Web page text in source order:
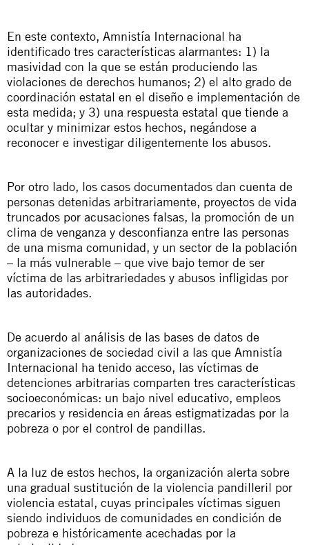
En este contexto, Amnistía Internacional ha
identificado tres características alarmantes: 1) la
masividad con la que se están produciendo las
violaciones de derechos humanos; 2) el alto grado de
coordinación estatal en el diseño e implementación de
esta medida; y 3) una respuesta estatal que tiende a
ocultar y minimizar estos hechos, negándose a
reconocer e investigar diligentemente los abusos.
Por otro lado, los casos documentados dan cuenta de
personas detenidas arbitrariamente, proyectos de vida
truncados por acusaciones falsas, la promoción de un
clima de venganza y desconfianza entre las personas
de una misma comunidad, y un sector de la población
– la más vulnerable – que vive bajo temor de ser
víctima de las arbitrariedades y abusos infligidas por
las autoridades.
De acuerdo al análisis de las bases de datos de
organizaciones de sociedad civil a las que Amnistía
Internacional ha tenido acceso, las víctimas de
detenciones arbitrarias comparten tres características
socioeconómicas: un bajo nivel educativo, empleos
precarios y residencia en áreas estigmatizadas por la
pobreza o por el control de pandillas.
A la luz de estos hechos, la organización alerta sobre
una gradual sustitución de la violencia pandilleril por
violencia estatal, cuyas principales víctimas siguen
siendo individuos de comunidades en condición de
pobreza e históricamente acechadas por la